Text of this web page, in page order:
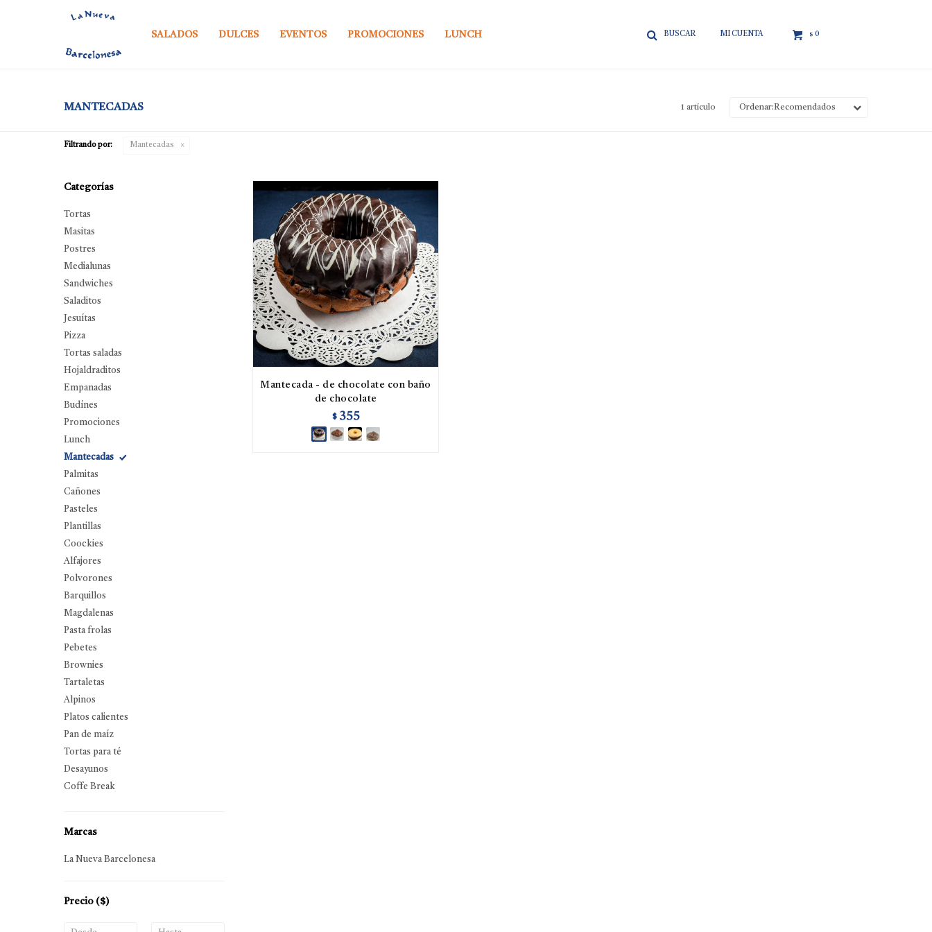
SALADOS DULCES EVENTOS PROMOCIONES LUNCH $ 0
MANTECADAS 1 artículo Recomendados
Filtrando por: Mantecadas
Mantecada - de chocolate con baño
de chocolate
$ 355
Categorías
Tortas
Masitas
Postres
Medialunas
Sandwiches
Saladitos
Jesuítas
Pizza
Tortas saladas
Hojaldraditos
Empanadas
Budínes
Promociones
Lunch
Mantecadas
Palmitas
Cañones
Pasteles
Plantillas
Coockies
Alfajores
Polvorones
Barquillos
Magdalenas
Pasta frolas
Pebetes
Brownies
Tartaletas
Alpinos
Platos calientes
Pan de maíz
Tortas para té
Desayunos
Coffe Break
Marcas
La Nueva Barcelonesa
Precio ($)